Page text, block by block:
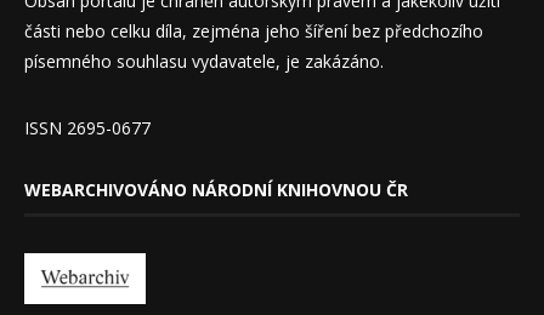
části nebo celku díla, zejména jeho šíření bez předchozího
písemného souhlasu vydavatele, je zakázáno.
ISSN 2695-0677
WEBARCHIVOVÁNO NÁRODNÍ KNIHOVNOU ČR